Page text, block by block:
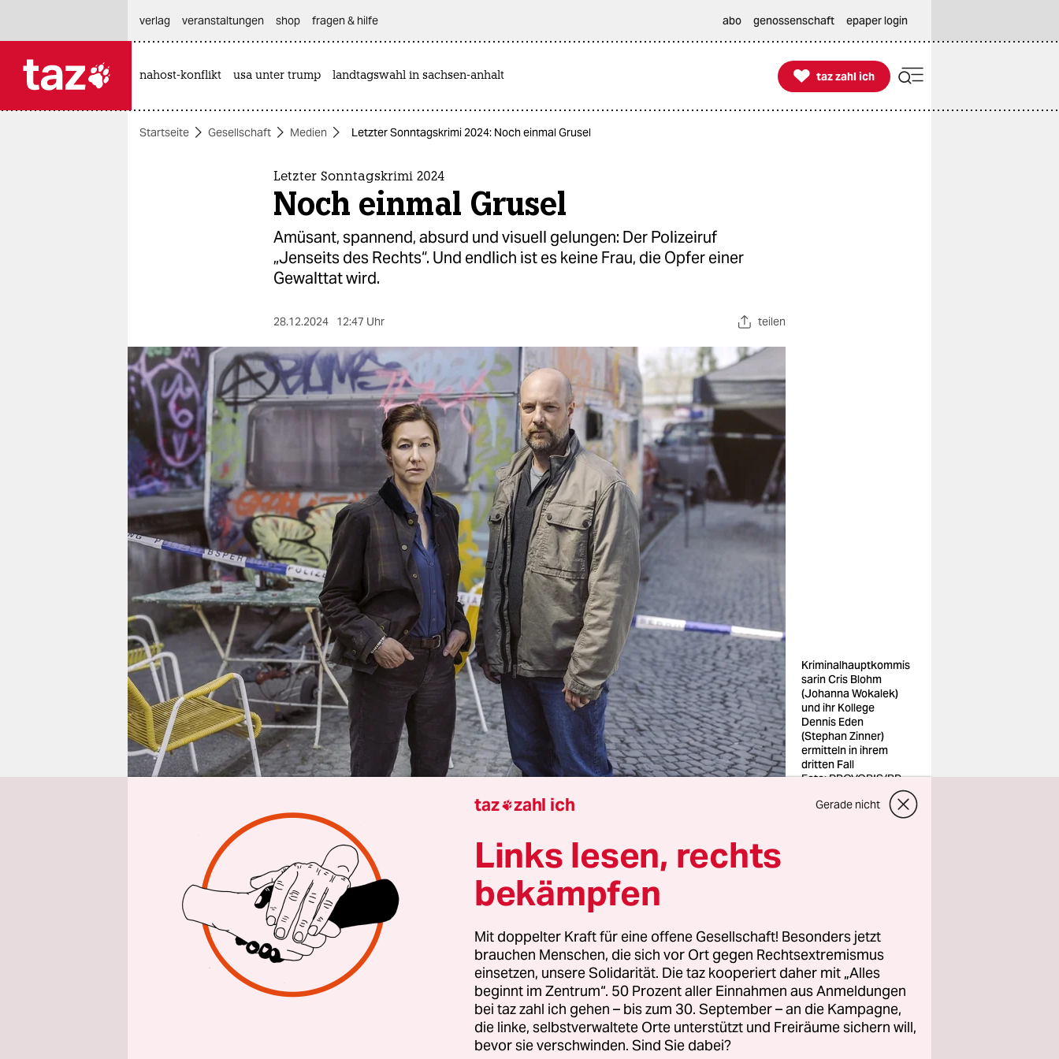
themen
berlin
nord
wahrheit
verlag
verlag
veranstaltungen
shop
fragen & hilfe
unterstützen
abo
genossenschaft
epaper login
verlag
veranstaltungen shop fragen & hilfe abo genossenschaft epaper login
nahost-konflikt usa unter trump landtagswahl in sachsen-anhalt 
taz zahl ich
taz zahl ich
Startseite Gesellschaft Medien Letzter Sonntagskrimi 2024: Noch einmal Grusel
Letzter Sonntagskrimi 2024
Noch einmal Grusel
Amüsant, spannend, absurd und visuell gelungen: Der Polizeiruf
„Jenseits des Rechts“. Und endlich ist es keine Frau, die Opfer einer
Gewalttat wird.
28.12.2024 12:47 Uhr teilen
Kriminalhauptkommis
sarin Cris Blohm
(Johanna Wokalek)
und ihr Kollege
Dennis Eden
(Stephan Zinner)
ermitteln in ihrem
dritten Fall
Foto: PROVOBIS/BR
VonAndreas Hergeth
Die gute Nachricht vorneweg: Das ist mal ein Krimi, in dem keine Frau
zum Opfer einer Gewalttat wird. Im „Polizeiruf 110: Jenseits des Rechts“
kommt ein junger Mann ums Leben. Und es ist jammerschade um
Lukas Bärwein (Florian Geißelmann), von allen nur Lucky genannt. Ein
sexy Typ, und das muss hier explizit erwähnt werden.
Geht es in dem Fall aus München doch vor allem um Sex und das Geld,
taz zahl ich Gerade nicht
Links lesen, rechts
bekämpfen
Mit doppelter Kraft für eine offene Gesellschaft! Besonders jetzt
brauchen Menschen, die sich vor Ort gegen Rechtsextremismus
einsetzen, unsere Solidarität. Die taz kooperiert daher mit „Alles
beginnt im Zentrum“. 50 Prozent aller Einnahmen aus Anmeldungen
bei taz zahl ich gehen – bis zum 30. September – an die Kampagne,
die linke, selbstverwaltete Orte unterstützt und Freiräume sichern will,
bevor sie verschwinden. Sind Sie dabei?